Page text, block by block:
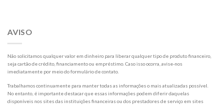
AVISO
Não solicitamos qualquer valor em dinheiro para liberar qualquer tipo de produto financeiro,
seja cartão de crédito, financiamento ou empréstimo. Caso isso ocorra, avise-nos
imediatamente por meio do formulário de contato.
Trabalhamos continuamente para manter todas as informações o mais atualizadas possível.
No entanto, é importante destacar que essas informações podem diferir daquelas
disponíveis nos sites das instituições financeiras ou dos prestadores de serviço em sites